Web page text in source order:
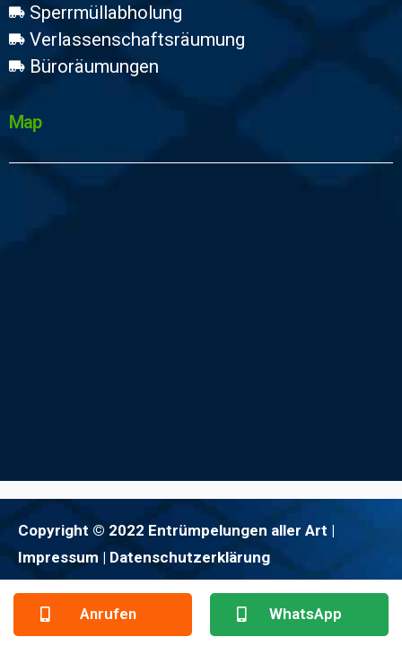
Sperrmüllabholung
Verlassenschaftsräumung
Büroräumungen
Map
Copyright © 2022 Entrümpelungen aller Art |
Impressum | Datenschutzerklärung
Anrufen WhatsApp